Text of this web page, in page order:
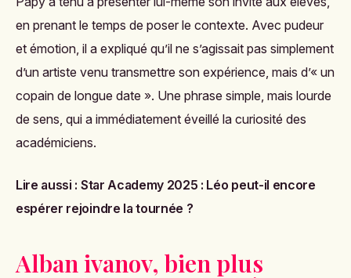
en prenant le temps de poser le contexte. Avec pudeur
et émotion, il a expliqué qu’il ne s’agissait pas simplement
d’un artiste venu transmettre son expérience, mais d’« un
copain de longue date ». Une phrase simple, mais lourde
de sens, qui a immédiatement éveillé la curiosité des
académiciens.
Lire aussi : Star Academy 2025 : Léo peut-il encore
espérer rejoindre la tournée ?
Alban ivanov, bien plus